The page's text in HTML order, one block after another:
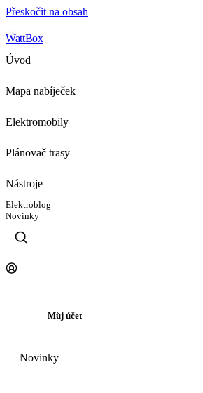
Přeskočit na obsah
WattBox
Úvod
Mapa nabíječek
Elektromobily
Plánovač trasy
Nástroje
Elektroblog
Novinky
Můj účet
Novinky